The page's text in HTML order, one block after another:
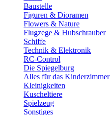
Baustelle
Figuren & Dioramen
Flowers & Nature
Flugzege & Hubschrauber
Schiffe
Technik & Elektronik
RC-Control
Die Spiegelburg
Alles für das Kinderzimmer
Kleinigkeiten
Kuscheltiere
Spielzeug
Sonstiges